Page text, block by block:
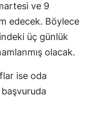
ve 9
edecek. Böylece
üç günlük
olacak.
ise oda